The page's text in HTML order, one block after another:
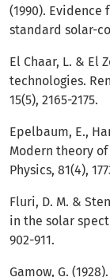
(1990). Evidence
standard solar-
El Chaar, L. & El
technologies.
15(5), 2165-2175.
Epelbaum, E.,
Modern theory
Physics, 81(4),
Fluri, D. M. &
in the solar
902-911.
Gamow, G.